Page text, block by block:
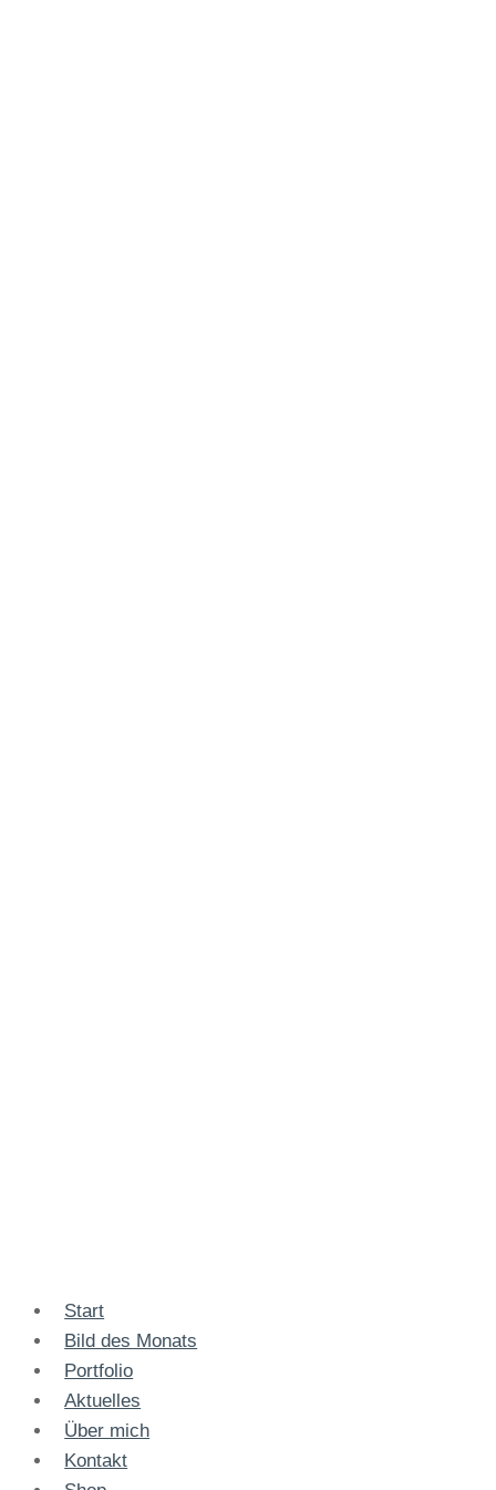
Start
Bild des Monats
Portfolio
Aktuelles
Über mich
Kontakt